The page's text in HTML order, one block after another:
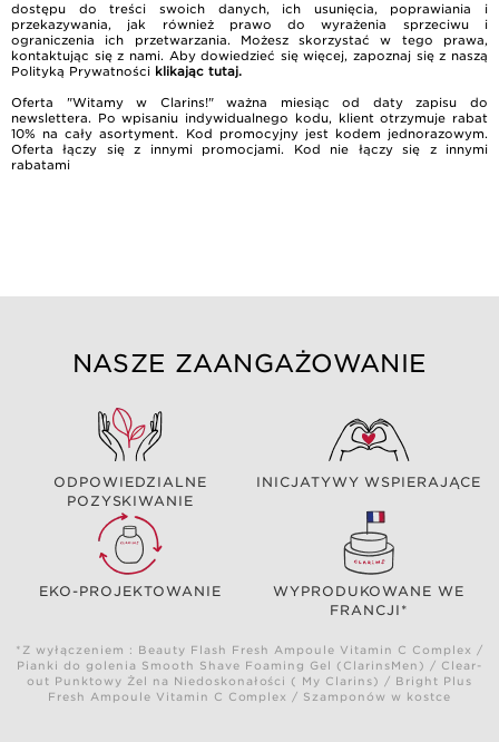
dostępu do treści swoich danych, ich usunięcia, poprawiania i
przekazywania, jak również prawo do wyrażenia sprzeciwu i
ograniczenia ich przetwarzania. Możesz skorzystać w tego prawa,
kontaktując się z nami. Aby dowiedzieć się więcej, zapoznaj się z naszą
Polityką Prywatności klikając tutaj.
Oferta "Witamy w Clarins!" ważna miesiąc od daty zapisu do
newslettera. Po wpisaniu indywidualnego kodu, klient otrzymuje rabat
10% na cały asortyment. Kod promocyjny jest kodem jednorazowym.
Oferta łączy się z innymi promocjami. Kod nie łączy się z innymi
rabatami
NASZE ZAANGAŻOWANIE
ODPOWIEDZIALNE
POZYSKIWANIE
INICJATYWY WSPIERAJĄCE
EKO-PROJEKTOWANIE
WYPRODUKOWANE WE
FRANCJI*
*Z wyłączeniem : Beauty Flash Fresh Ampoule Vitamin C Complex /
Pianki do golenia Smooth Shave Foaming Gel (ClarinsMen) / Clear-
out Punktowy Żel na Niedoskonałości ( My Clarins) / Bright Plus
Fresh Ampoule Vitamin C Complex / Szamponów w kostce